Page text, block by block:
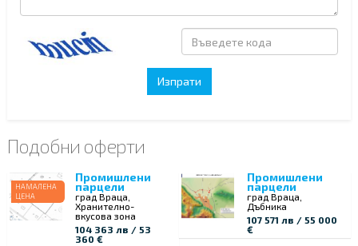
Подобни оферти
НАМАЛЕНА
ЦЕНА
Промишлени
парцели
град Враца,
Хранително-
вкусова зона
104 363 лв / 53
360 €
Промишлени
парцели
град Враца,
Дъбника
107 571 лв / 55 000
€